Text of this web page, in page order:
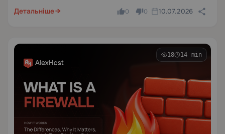
пропозиції приватної інфраструктури. На одній сторінці
Детальніше 0 0 10.07.2026
18 14 min